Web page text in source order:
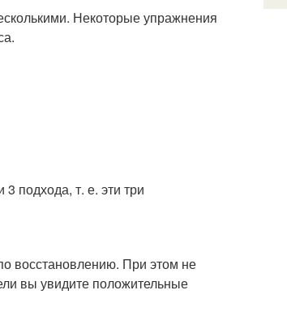
Некоторые упражнения
подхода, т. е. эти три
восстановлению. При этом не
вы увидите положительные